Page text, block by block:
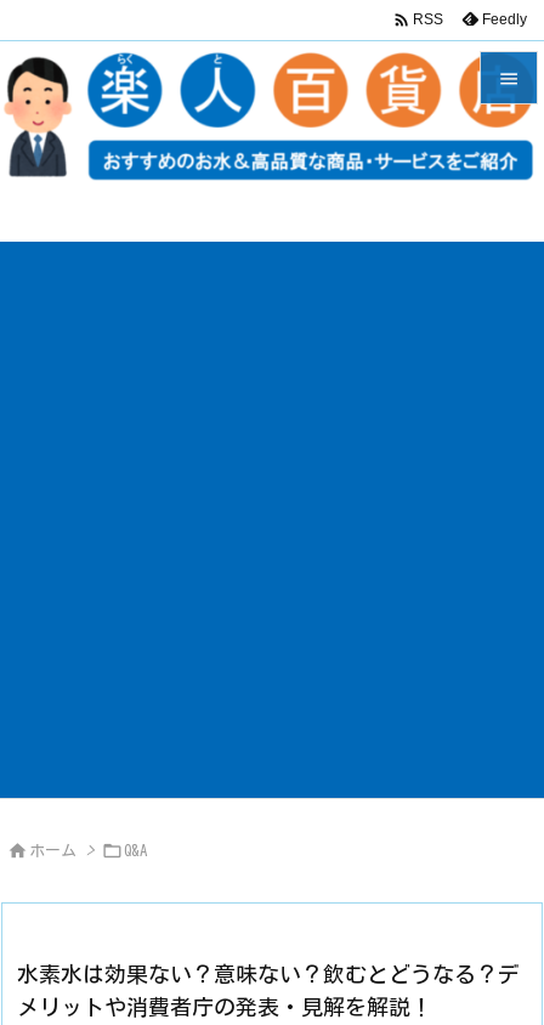


メニュ


 RSS Feedly
 ホーム >  Q&A
水素水は効果ない？意味ない？飲むとどうなる？デ
メリットや消費者庁の発表・見解を解説！